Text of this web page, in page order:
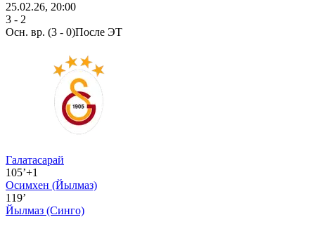
25.02.26, 20:00
3 - 2
Осн. вр. (3 - 0)После ЭТ
Галатасарай
105’+1
Осимхен (Йылмаз)
119’
Йылмаз (Синго)